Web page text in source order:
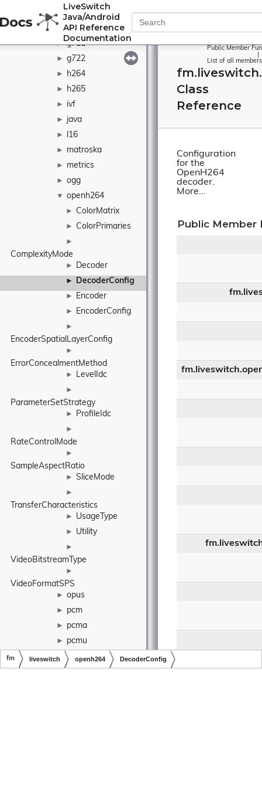
LiveSwitch
Java/Android
API Reference
Documentation
► diagnostics
► dtmf
► g711
► g722
► h264
► h265
► ivf
► java
► l16
► matroska
► metrics
► ogg
▼ openh264
► ColorMatrix
► ColorPrimaries
►
ComplexityMode
► Decoder
► DecoderConfig
► Encoder
► EncoderConfig
►
EncoderSpatialLayerConfig
►
ErrorConcealmentMethod
► LevelIdc
►
ParameterSetStrategy
► ProfileIdc
►
RateControlMode
►
SampleAspectRatio
► SliceMode
►
TransferCharacteristics
► UsageType
► Utility
►
VideoBitstreamType
►
VideoFormatSPS
► opus
► pcm
► pcma
► pcmu
► sdp
Public Member
List of all members
Class
Reference
Configuration
for the
OpenH264
decoder.
More...
Public Member
fm liveswitch openh264 DecoderConfig